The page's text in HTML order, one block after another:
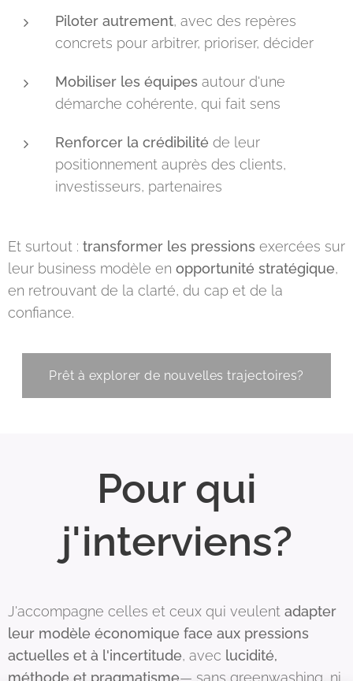
Piloter autrement, avec des repères
concrets pour arbitrer, prioriser, décider
Mobiliser les équipes autour d'une
démarche cohérente, qui fait sens
Renforcer la crédibilité de leur
positionnement auprès des clients,
investisseurs, partenaires
Et surtout : transformer les pressions exercées sur
leur business modèle en opportunité stratégique,
en retrouvant de la clarté, du cap et de la
confiance.
Prêt à explorer de nouvelles trajectoires?
Pour qui
j'interviens?
J'accompagne celles et ceux qui veulent adapter
leur modèle économique face aux pressions
actuelles et à l'incertitude, avec lucidité,
méthode et pragmatisme— sans greenwashing, ni